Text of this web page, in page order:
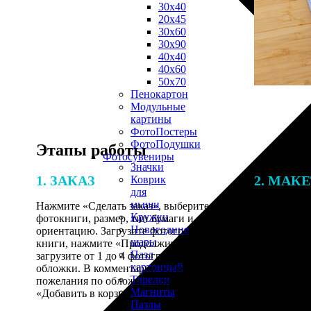
30х40
20х45
30х60
30х90
40х40
40х60
50х70
Пенокартон
Модульные
картины
ФотоПостеры
ФотоПодушки
Фотоcувениры
Значки
Коврик
для
мыши
Кружки
Новогодние
шары
Пазл
картонный
Тарелки
Магниты
Пазлы
Этапы работы
1. ЗАКАЗ
Нажмите «Сделать заказ», выберите тип
фотокниги, размер, тип бумаги и
ориентацию. Загрузите фотографии для
книги, нажмите «Продолжить» и
загрузите от 1 до 4 фотографий для
обложки. В комментарии оставьте свои
пожелания по обложке, нажмите
«Добавить в корзину».
2.